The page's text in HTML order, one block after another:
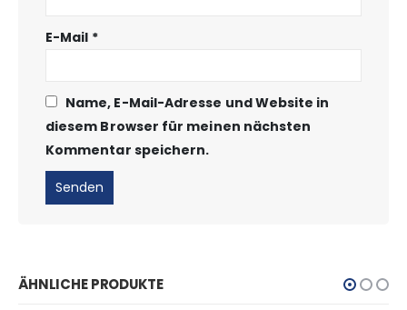
E-Mail *
Name, E-Mail-Adresse und Website in
diesem Browser für meinen nächsten
Kommentar speichern.
ÄHNLICHE PRODUKTE